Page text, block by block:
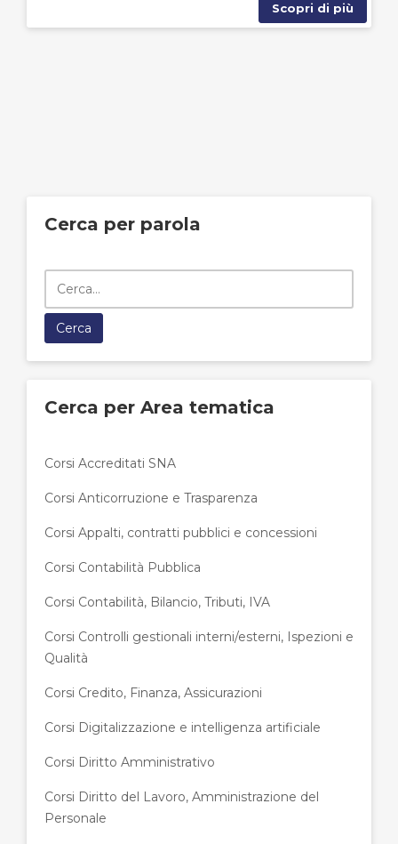
Scopri di più
Cerca per parola
Cerca per Area tematica
Corsi Accreditati SNA
Corsi Anticorruzione e Trasparenza
Corsi Appalti, contratti pubblici e concessioni
Corsi Contabilità Pubblica
Corsi Contabilità, Bilancio, Tributi, IVA
Corsi Controlli gestionali interni/esterni, Ispezioni e
Qualità
Corsi Credito, Finanza, Assicurazioni
Corsi Digitalizzazione e intelligenza artificiale
Corsi Diritto Amministrativo
Corsi Diritto del Lavoro, Amministrazione del
Personale